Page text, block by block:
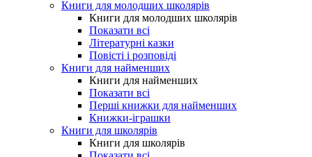
Книги для молодших школярів
Книги для молодших школярів
Показати всі
Літературні казки
Повісті і розповіді
Книги для найменших
Книги для найменших
Показати всі
Перші книжки для найменших
Книжки-іграшки
Книги для школярів
Книги для школярів